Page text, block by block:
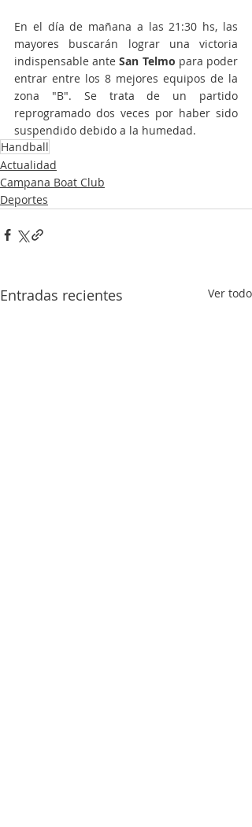
En el día de mañana a las 21:30 hs, las
mayores buscarán lograr una victoria
indispensable ante San Telmo para poder
entrar entre los 8 mejores equipos de la
zona "B". Se trata de un partido
reprogramado dos veces por haber sido
suspendido debido a la humedad.
Handball
Actualidad
Campana Boat Club
Deportes
Entradas recientes Ver todo